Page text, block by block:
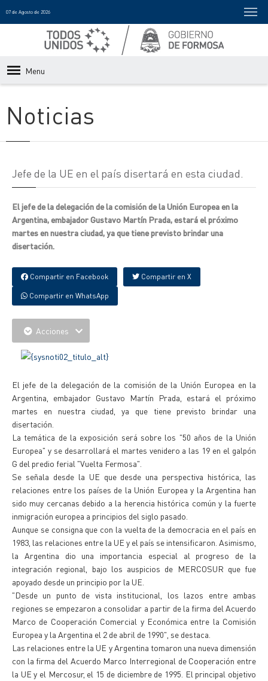
07 de Agosto de 2026
Menu
Noticias
Jefe de la UE en el país disertará en esta ciudad.
El jefe de la delegación de la comisión de la Unión Europea en la
Argentina, embajador Gustavo Martín Prada, estará el próximo
martes en nuestra ciudad, ya que tiene previsto brindar una
disertación.
Compartir en Facebook Compartir en X
Compartir en WhatsApp
Acciones
El jefe de la delegación de la comisión de la Unión Europea en la
Argentina, embajador Gustavo Martín Prada, estará el próximo
martes en nuestra ciudad, ya que tiene previsto brindar una
disertación.
La temática de la exposición será sobre los "50 años de la Unión
Europea" y se desarrollará el martes venidero a las 19 en el galpón
G del predio ferial "Vuelta Fermosa".
Se señala desde la UE que desde una perspectiva histórica, las
relaciones entre los países de la Unión Europea y la Argentina han
sido muy cercanas debido a la herencia histórica común y la fuerte
inmigración europea a principios del siglo pasado.
Aunque se consigna que con la vuelta de la democracia en el país en
1983, las relaciones entre la UE y el país se intensificaron. Asimismo,
la Argentina dio una importancia especial al progreso de la
integración regional, bajo los auspicios de MERCOSUR que fue
apoyado desde un principio por la UE.
"Desde un punto de vista institucional, los lazos entre ambas
regiones se empezaron a consolidar a partir de la firma del Acuerdo
Marco de Cooperación Comercial y Económica entre la Comisión
Europea y la Argentina el 2 de abril de 1990", se destaca.
Las relaciones entre la UE y Argentina tomaron una nueva dimensión
con la firma del Acuerdo Marco Interregional de Cooperación entre
la UE y el Mercosur, el 15 de diciembre de 1995. El principal objetivo